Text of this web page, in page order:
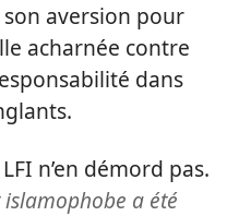
son aversion pour
acharnée contre
dans
n’en démord pas.
a été